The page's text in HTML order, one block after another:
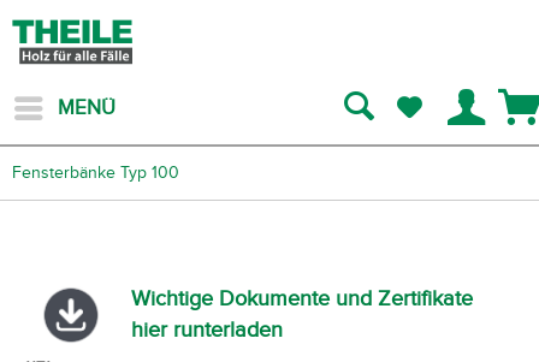
MENÜ
Fensterbänke Typ 100
Wichtige Dokumente und Zertifikate
hier runterladen